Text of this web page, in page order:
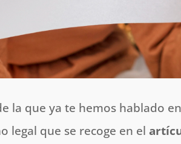
la que ya te hemos hablado
legal que se recoge en el